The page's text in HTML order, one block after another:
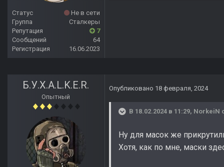
Статус
Не в сети
Группа
Сталкеры
Репутация
7
Сообщений
64
Регистрация
16.06.2023
Б.У.Х.А.L.K.E.R.
Опытный
Опубликовано 18 февраля, 2024
В 18.02.2024 в 11:29, NorkeiN
Ну для масок же
Хотя, как по мне, маски